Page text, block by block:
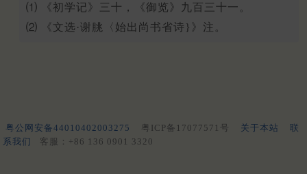
⑴ 《初学记》三十，《御览》九百三十一。
⑵ 《文选·谢朓〈始出尚书省诗}》注。
粤公网安备44010402003275 粤ICP备17077571号 关于本站
联
系我们
客服：+86 136 0901 3320